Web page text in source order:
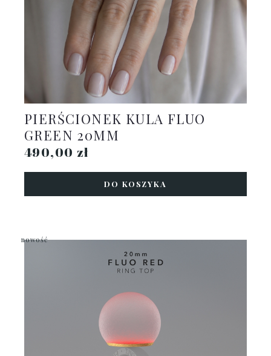
PIERŚCIONEK KULA FLUO
GREEN 20MM
490,00 zł
DO KOSZYKA
nowość